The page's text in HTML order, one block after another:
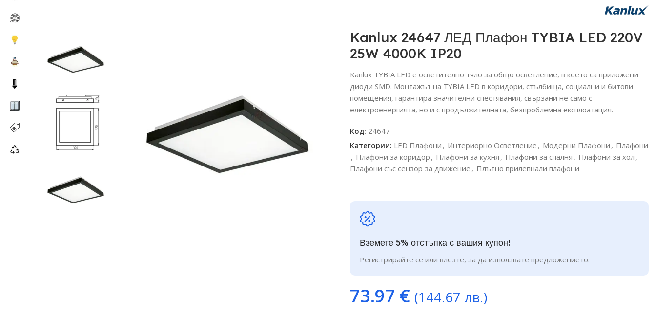
Kanlux 24647 ЛЕД Плафон TYBIA LED 220V
25W 4000K IP20
Kanlux TYBIA LED е осветително тяло за общо осветление, в което са приложени
диоди SMD. Монтажът на TYBIA LED в коридори, стълбища, социални и битови
помещения, гарантира значителни спестявания, свързани не само с
електроенергията, но и с продължителната, безпроблемна експлоатация.
Код: 24647
Категории: LED Плафони , Интериорно Осветление , Модерни Плафони , Плафони
, Плафони за коридор , Плафони за кухня , Плафони за спалня , Плафони за хол ,
Плафони със сензор за движение , Плътно прилепнали плафони
Вземете 5% отстъпка с вашия купон!
Регистрирайте се или влезте, за да използвате предложението.
73.97 € (144.67 лв.)